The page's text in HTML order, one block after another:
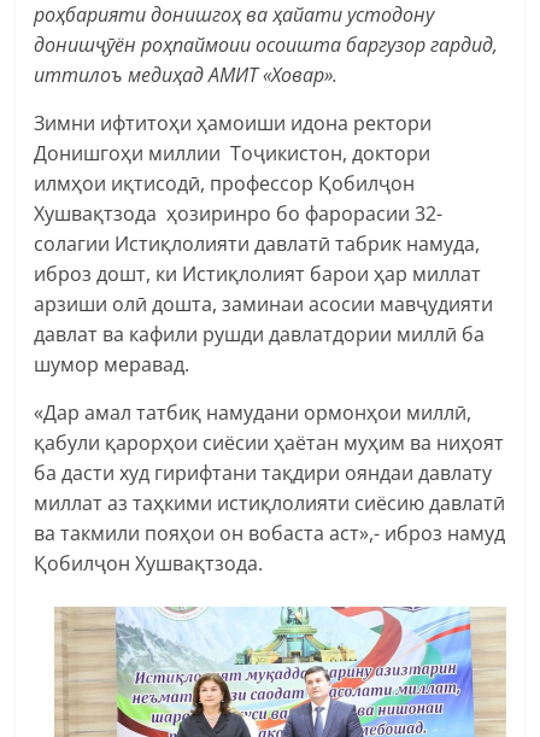
роҳбарияти донишгоҳ ва ҳайати устодону
донишҷӯён роҳпаймоии осоишта баргузор гардид,
иттилоъ медиҳад АМИТ«Ховар».
Зимни ифтитоҳи ҳамоиши идона ректори
Донишгоҳи миллии Тоҷикистон, доктори
илмҳои иқтисодӣ, профессор Қобилҷон
Хушвақтзода ҳозиринро бо фарорасии 32-
солагии Истиқлолияти давлатӣ табрик намуда,
иброз дошт, ки Истиқлолият барои ҳар миллат
арзиши олӣ дошта, заминаи асосии мавҷудияти
давлат ва кафили рушди давлатдории миллӣ ба
шумор меравад.
«Дар амал татбиқ намудани ормонҳои миллӣ,
қабули қарорҳои сиёсии ҳаётан муҳим ва ниҳоят
ба дасти худ гирифтани тақдири ояндаи давлату
миллат аз таҳкими истиқлолияти сиёсию давлатӣ
ва такмили пояҳои он вобаста аст»,- иброз намуд
Қобилҷон Хушвақтзода.